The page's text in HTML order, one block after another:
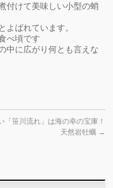
付けて美味しい小型の蛸
よばれています。
べ頃です
中に広がり何とも言えな
「笹川流れ」は海の幸の宝庫！
天然岩牡蠣 →